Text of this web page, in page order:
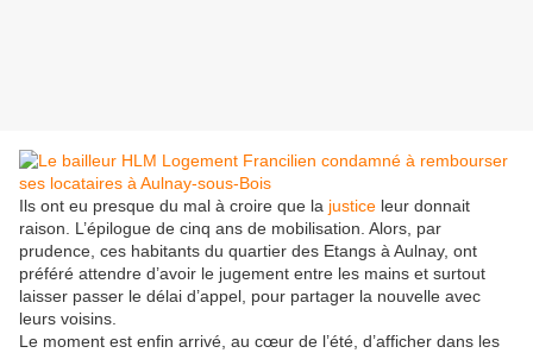
Ils ont eu presque du mal à croire que la justice leur donnait
raison. L’épilogue de cinq ans de mobilisation. Alors, par
prudence, ces habitants du quartier des Etangs à Aulnay, ont
préféré attendre d’avoir le jugement entre les mains et surtout
laisser passer le délai d’appel, pour partager la nouvelle avec
leurs voisins.
Le moment est enfin arrivé, au cœur de l’été, d’afficher dans les